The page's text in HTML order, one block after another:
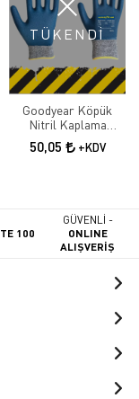
TÜKENDİ
Goodyear Köpük
Nitril Kaplama
Eldiven Mp-3
50,05 +KDV
100
GÜVENLİ -
ONLINE
ALIŞVERİŞ